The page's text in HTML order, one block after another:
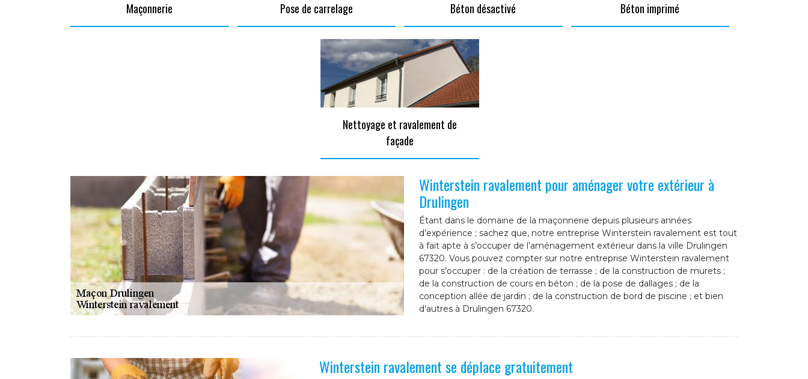
Maçonnerie Pose de carrelage Béton désactivé Béton imprimé
Nettoyage et ravalement de
façade
Winterstein ravalement pour aménager votre extérieur à
Drulingen
Étant dans le domaine de la maçonnerie depuis plusieurs années
d’expérience ; sachez que, notre entreprise Winterstein ravalement est tout
à fait apte à s’occuper de l’aménagement extérieur dans la ville Drulingen
67320. Vous pouvez compter sur notre entreprise Winterstein ravalement
pour s’occuper : de la création de terrasse ; de la construction de murets ;
de la construction de cours en béton ; de la pose de dallages ; de la
conception allée de jardin ; de la construction de bord de piscine ; et bien
d’autres à Drulingen 67320.
Winterstein ravalement se déplace gratuitement